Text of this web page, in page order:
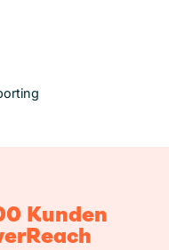
Kunden